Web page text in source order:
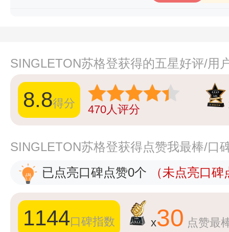
SINGLETON苏格登获得的五星好评/用
8.8得分 470人评分
SINGLETON苏格登获得点赞我最棒/口
已点亮口碑点赞0个
（未点亮口
1144口碑指数 x30 点赞最